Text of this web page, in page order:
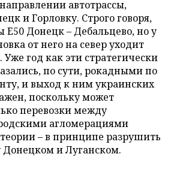
автотрассы,
и Горловку. Строго говоря,
Е50 Донецк – Дебальцево, но у
от него на север уходит
Уже год как эти стратегически
по сути, рокадными по
и выход к ним украинских
поскольку может
перевозки между
агломерациями
– в принципе разрушить
и Луганском.